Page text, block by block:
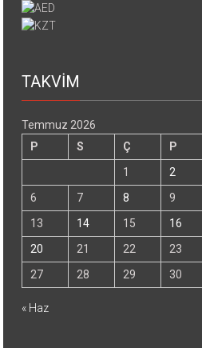
TAKVİM
Temmuz 2026
P
S Ç P
1
2
6
7 8 9
13
14 15 16
20
21 22 23
27
28 29 30
« Haz